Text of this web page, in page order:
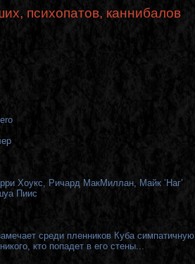
психопатов, каннибалов
Хоукс, Ричард МакМиллан, Майк ’Наг’
Пиис
среди пленников Куба симпатичную
кто попадет в его стены...